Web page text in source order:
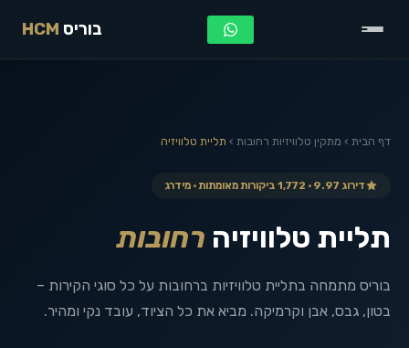
בוריס HCM
דף הבית › מתקין טלוויזיות רחובות › תליית טלוויזיה
דירוג 9.97 · 1,772 ביקורות מאומתות · מידרג
תליית טלוויזיה רחובות
בוריס מתמחה בתליית טלוויזיות ברחובות על כל סוגי הקירות –
בטון, גבס, אבן וקרמיקה. מביא את כל הציוד, עובד נקי ומהיר.